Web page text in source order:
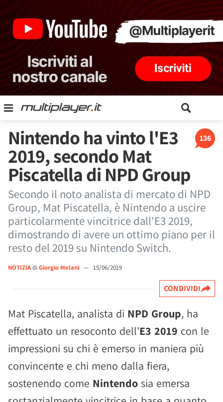
136
Nintendo ha vinto l'E3
2019, secondo Mat
Piscatella di NPD Group
Secondo il noto analista di mercato di NPD
Group, Mat Piscatella, è Nintendo a uscire
particolarmente vincitrice dall'E3 2019,
dimostrando di avere un ottimo piano per il
resto del 2019 su Nintendo Switch.
NOTIZIAdi Giorgio Melani — 15/06/2019
CONDIVIDI
Mat Piscatella, analista di NPD Group, ha
effettuato un resoconto dell'E3 2019 con le
impressioni su chi è emerso in maniera più
convincente e chi meno dalla fiera,
sostenendo come Nintendo sia emersa